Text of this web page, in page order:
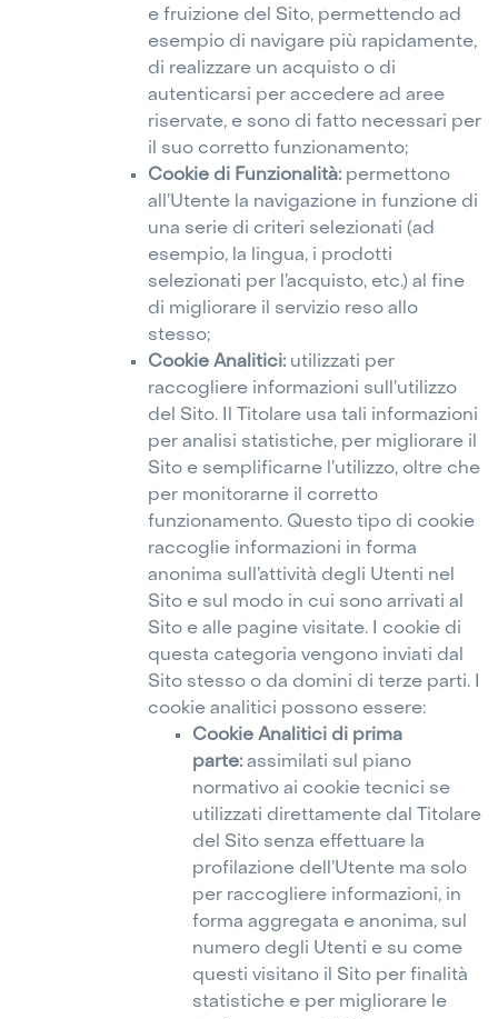
e fruizione del Sito, permettendo ad
esempio di navigare più rapidamente,
di realizzare un acquisto o di
autenticarsi per accedere ad aree
riservate, e sono di fatto necessari per
il suo corretto funzionamento;
Cookie di Funzionalità: permettono
all’Utente la navigazione in funzione di
una serie di criteri selezionati (ad
esempio, la lingua, i prodotti
selezionati per l’acquisto, etc.) al fine
di migliorare il servizio reso allo
stesso;
Cookie Analitici: utilizzati per
raccogliere informazioni sull’utilizzo
del Sito. Il Titolare usa tali informazioni
per analisi statistiche, per migliorare il
Sito e semplificarne l’utilizzo, oltre che
per monitorarne il corretto
funzionamento. Questo tipo di cookie
raccoglie informazioni in forma
anonima sull’attività degli Utenti nel
Sito e sul modo in cui sono arrivati al
Sito e alle pagine visitate. I cookie di
questa categoria vengono inviati dal
Sito stesso o da domini di terze parti. I
cookie analitici possono essere:
Cookie Analitici di prima
parte: assimilati sul piano
normativo ai cookie tecnici se
utilizzati direttamente dal Titolare
del Sito senza effettuare la
profilazione dell’Utente ma solo
per raccogliere informazioni, in
forma aggregata e anonima, sul
numero degli Utenti e su come
questi visitano il Sito per finalità
statistiche e per migliorare le